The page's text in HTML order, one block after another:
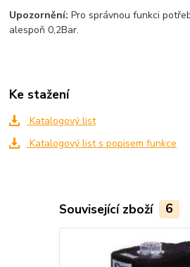
Upozornění: Pro správnou funkci
alespoň 0,2Bar.
Ke stažení
Katalogový list
Katalogový list s popisem funkce
Související zboží 6